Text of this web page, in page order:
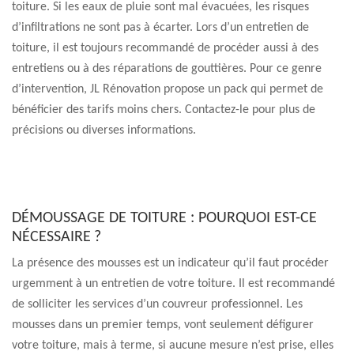
toiture. Si les eaux de pluie sont mal évacuées, les risques
d’infiltrations ne sont pas à écarter. Lors d’un entretien de
toiture, il est toujours recommandé de procéder aussi à des
entretiens ou à des réparations de gouttières. Pour ce genre
d’intervention, JL Rénovation propose un pack qui permet de
bénéficier des tarifs moins chers. Contactez-le pour plus de
précisions ou diverses informations.
DÉMOUSSAGE DE TOITURE : POURQUOI EST-CE
NÉCESSAIRE ?
La présence des mousses est un indicateur qu’il faut procéder
urgemment à un entretien de votre toiture. Il est recommandé
de solliciter les services d’un couvreur professionnel. Les
mousses dans un premier temps, vont seulement défigurer
votre toiture, mais à terme, si aucune mesure n’est prise, elles